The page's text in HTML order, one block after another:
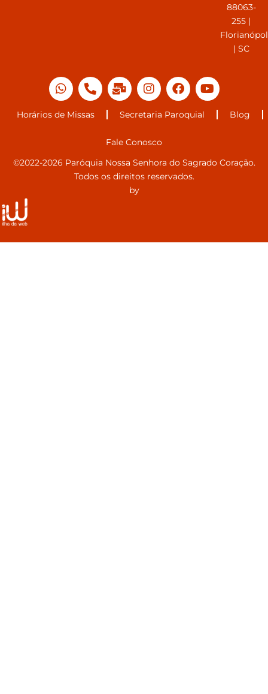
88063-
255 |
| SC
Horários de Missas Secretaria Paroquial Blog
Fale Conosco
©2022-2026 Paróquia Nossa Senhora do Sagrado Coração.
Todos os direitos reservados.
by